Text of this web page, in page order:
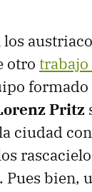
otro
Pritz
ciudad
bien,